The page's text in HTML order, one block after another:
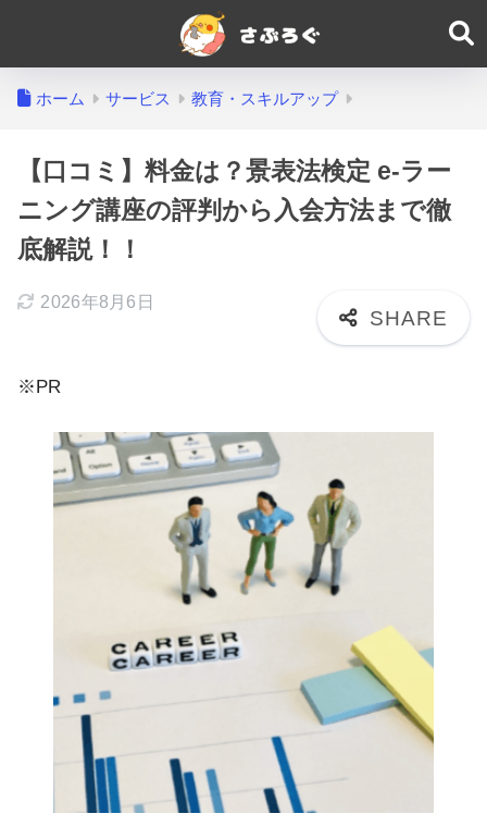
ホーム サービス 教育・スキルアップ
【口コミ】料金は？景表法検定 e-ラー
ニング講座の評判から入会方法まで徹
底解説！！
2026年8月6日
※PR